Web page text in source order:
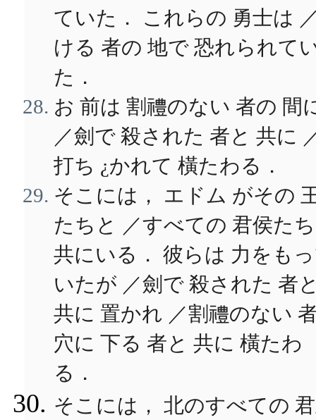
ていた． これらの 勇士は
ける 者の 地で 恐れられて
た．
お 前は 割禮のない 者の 間
／劍で 殺された 者と 共に
打ち ¿かれて 橫たわる．
そこには， エドム がその
たちと ／すべての 君侯た
共にいる． 彼らは 力をも
いたが ／劍で 殺された 者
共に 置かれ ／割禮のない
穴に 下る 者と 共に 橫たわ
る．
そこには， 北のすべての